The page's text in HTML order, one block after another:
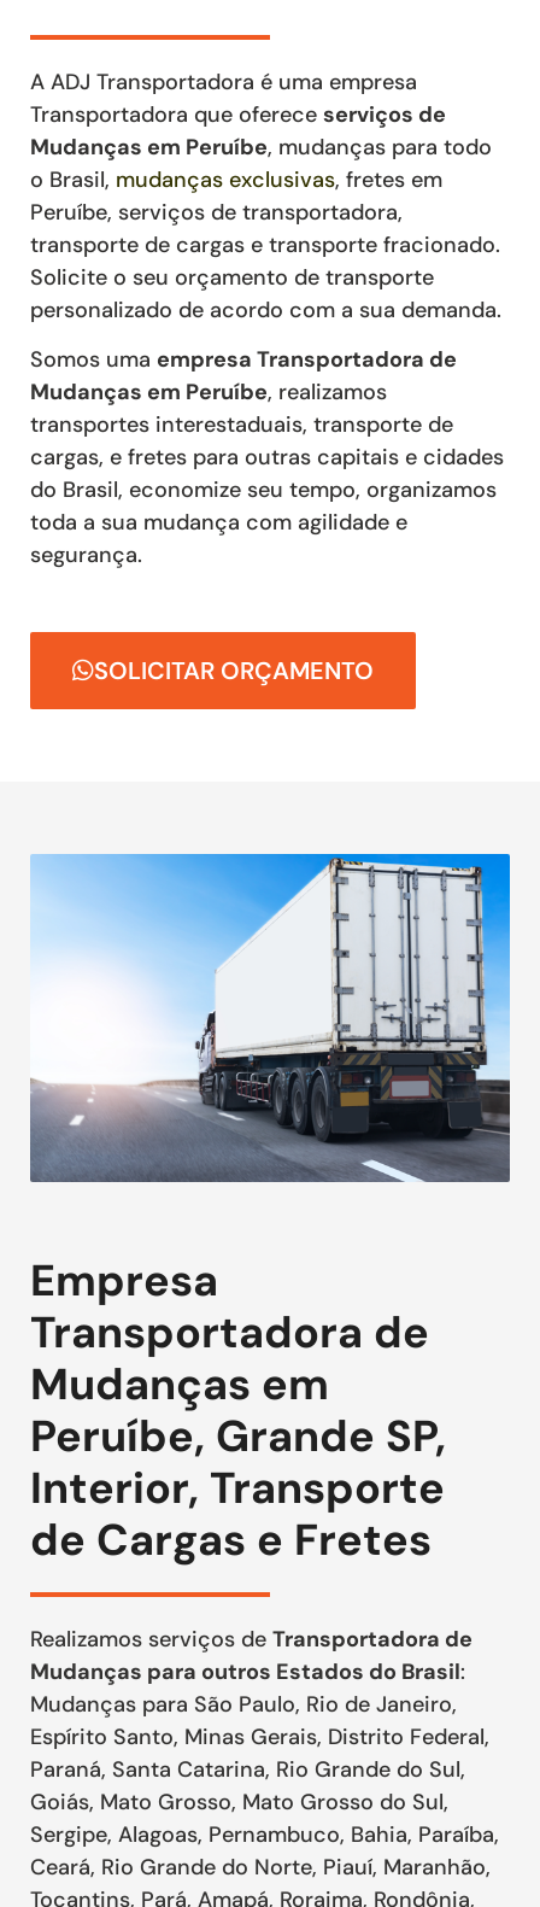
A ADJ Transportadora é uma empresa
Transportadora que oferece serviços de
Mudanças em Peruíbe, mudanças para todo
o Brasil, mudanças exclusivas, fretes em
Peruíbe, serviços de transportadora,
transporte de cargas e transporte fracionado.
Solicite o seu orçamento de transporte
personalizado de acordo com a sua demanda.
Somos uma empresa Transportadora de
Mudanças em Peruíbe, realizamos
transportes interestaduais, transporte de
cargas, e fretes para outras capitais e cidades
do Brasil, economize seu tempo, organizamos
toda a sua mudança com agilidade e
segurança.
SOLICITAR ORÇAMENTO
Empresa
Transportadora de
Mudanças em
Peruíbe, Grande SP,
Interior, Transporte
de Cargas e Fretes
Realizamos serviços de Transportadora de
Mudanças para outros Estados do Brasil:
Mudanças para São Paulo, Rio de Janeiro,
Espírito Santo, Minas Gerais, Distrito Federal,
Paraná, Santa Catarina, Rio Grande do Sul,
Goiás, Mato Grosso, Mato Grosso do Sul,
Sergipe, Alagoas, Pernambuco, Bahia, Paraíba,
Ceará, Rio Grande do Norte, Piauí, Maranhão,
Tocantins, Pará, Amapá, Roraima, Rondônia,